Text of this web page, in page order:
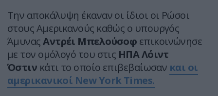
Την αποκάλυψη έκαναν οι ίδιοι οι Ρώσοι
στους Αμερικανούς καθώς ο υπουργός
ΆμυναςΑντρέι Μπελούσοφ επικοινώνησε
με τον ομόλογό του στις ΗΠΑ Λόιντ
Όστιν κάτι το οποίο επιβεβαίωσαν και οι
αμερικανικοί New York Times.